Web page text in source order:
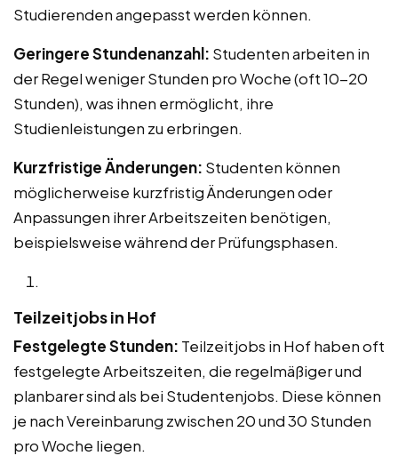
Studierenden angepasst werden können.
Geringere Stundenanzahl: Studenten arbeiten in
der Regel weniger Stunden pro Woche (oft 10-20
Stunden), was ihnen ermöglicht, ihre
Studienleistungen zu erbringen.
Kurzfristige Änderungen: Studenten können
möglicherweise kurzfristig Änderungen oder
Anpassungen ihrer Arbeitszeiten benötigen,
beispielsweise während der Prüfungsphasen.
Teilzeitjobs in Hof
Festgelegte Stunden: Teilzeitjobs in Hof haben oft
festgelegte Arbeitszeiten, die regelmäßiger und
planbarer sind als bei Studentenjobs. Diese können
je nach Vereinbarung zwischen 20 und 30 Stunden
pro Woche liegen.